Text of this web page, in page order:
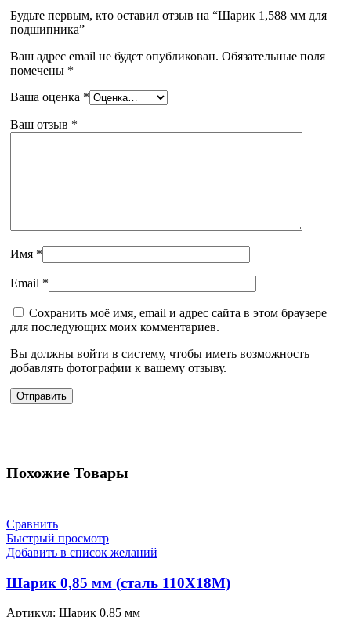
Будьте первым, кто оставил отзыв на “Шарик 1,588 мм для
подшипника”
Ваш адрес email не будет опубликован. Обязательные поля
помечены *
Ваша оценка *
Ваш отзыв *
Имя *
Email *
Сохранить моё имя, email и адрес сайта в этом браузере
для последующих моих комментариев.
Вы должны войти в систему, чтобы иметь возможность
добавлять фотографии к вашему отзыву.
Похожие Товары
Сравнить
Быстрый просмотр
Добавить в список желаний
Шарик 0,85 мм (сталь 110Х18М)
Артикул: Шарик 0,85 мм